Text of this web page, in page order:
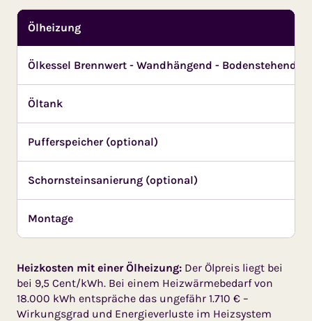
Ölheizung
Ölkessel Brennwert - Wandhängend - Bodenstehend
Öltank
Pufferspeicher (optional)
Schornsteinsanierung (optional)
Montage
Heizkosten mit einer Ölheizung: Der Ölpreis liegt bei
bei 9,5 Cent/kWh. Bei einem Heizwärmebedarf von
18.000 kWh entspräche das ungefähr 1.710 € –
Wirkungsgrad und Energieverluste im Heizsystem